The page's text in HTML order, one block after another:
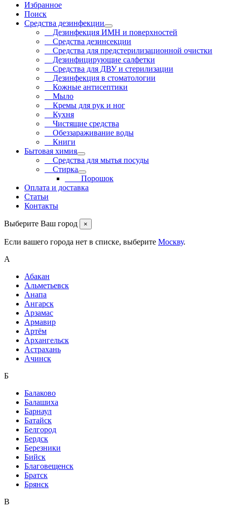
Избранное
Поиск
Средства дезинфекции
Дезинфекция ИМН и поверхностей
Средства дезинсекции
Средства для предстерилизационной очистки
Дезинфицирующие салфетки
Средства для ДВУ и cтерилизации
Дезинфекция в стоматологии
Кожные антисептики
Мыло
Кремы для рук и ног
Кухня
Чистящие средства
Обеззараживание воды
Книги
Бытовая химия
Средства для мытья посуды
Стирка
Порошок
Оплата и доставка
Статьи
Контакты
Выберите Ваш город ×
Если вашего города нет в списке, выберите Москву.
А
Абакан
Альметьевск
Анапа
Ангарск
Арзамас
Армавир
Артём
Архангельск
Астрахань
Ачинск
Б
Балаково
Балашиха
Барнаул
Батайск
Белгород
Бердск
Березники
Бийск
Благовещенск
Братск
Брянск
В